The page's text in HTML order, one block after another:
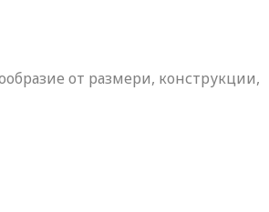
от размери, конструкции,